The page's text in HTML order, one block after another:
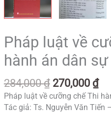
Pháp luật về
hành án dân sự
284,000₫ 270,000 ₫
Pháp luật về cưỡng chế Thi
Tác giả: Ts. Nguyễn Văn Tiến